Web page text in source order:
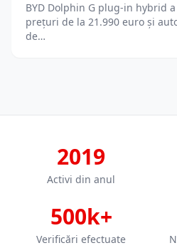
BYD Dolphin G plug-in hybrid
prețuri de la 21.990 euro și
de…
2019
Activi din anul
500k+
Verificări efectuate